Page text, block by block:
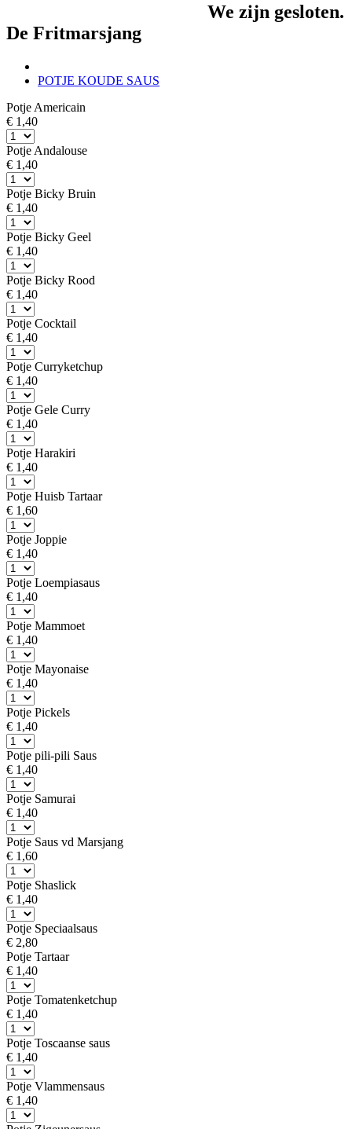
We zijn gesloten.
De Fritmarsjang
POTJE KOUDE SAUS
Potje Americain
€ 1,40
Potje Andalouse
€ 1,40
Potje Bicky Bruin
€ 1,40
Potje Bicky Geel
€ 1,40
Potje Bicky Rood
€ 1,40
Potje Cocktail
€ 1,40
Potje Curryketchup
€ 1,40
Potje Gele Curry
€ 1,40
Potje Harakiri
€ 1,40
Potje Huisb Tartaar
€ 1,60
Potje Joppie
€ 1,40
Potje Loempiasaus
€ 1,40
Potje Mammoet
€ 1,40
Potje Mayonaise
€ 1,40
Potje Pickels
€ 1,40
Potje pili-pili Saus
€ 1,40
Potje Samurai
€ 1,40
Potje Saus vd Marsjang
€ 1,60
Potje Shaslick
€ 1,40
Potje Speciaalsaus
€ 2,80
Potje Tartaar
€ 1,40
Potje Tomatenketchup
€ 1,40
Potje Toscaanse saus
€ 1,40
Potje Vlammensaus
€ 1,40